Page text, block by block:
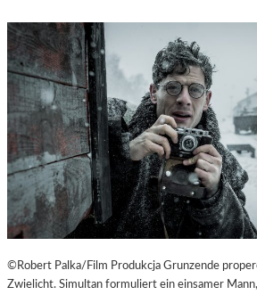
©Robert Palka/Film Produkcja Grunzende
Zwielicht. Simultan formuliert ein einsamer